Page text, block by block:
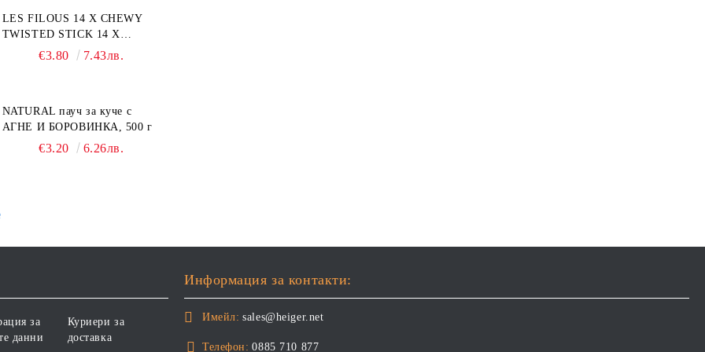
LES FILOUS 14 X CHEWY
TWISTED STICK 14 X
ДЪВЧАЩИ ДЕНТАЛНИ
€3.80 7.43лв.
NATURAL пауч за куче с
АГНЕ И БОРОВИНКА, 500 г
€3.20 6.26лв.
за
данни
Куриери за
доставка
Информация за контакти:
Имейл: sales@heiger.net
Телефон: 0885 710 877